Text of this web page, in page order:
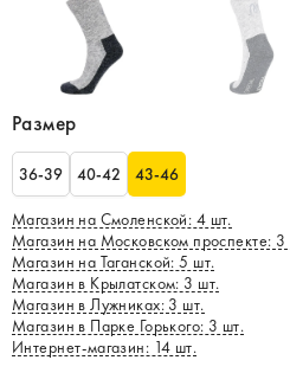
Размер
36-39 40-42 43-46
Магазин на Смоленской: 4 шт.
Магазин на Московском проспекте: 3
Магазин на Таганской:5 шт.
Магазин в Крылатском: 3 шт.
Магазин в Лужниках: 3 шт.
Магазин в Парке Горького: 3 шт.
Интернет-магазин: 14 шт.